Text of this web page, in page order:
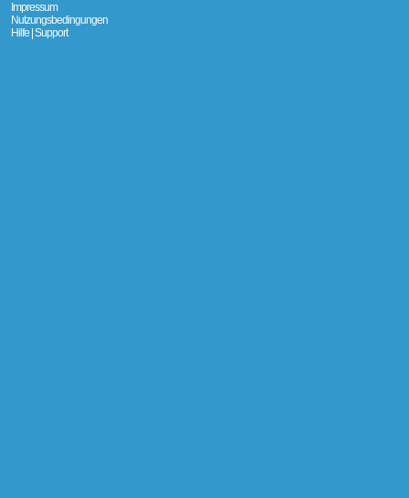
Impressum
Nutzungsbedingungen
Hilfe | Support